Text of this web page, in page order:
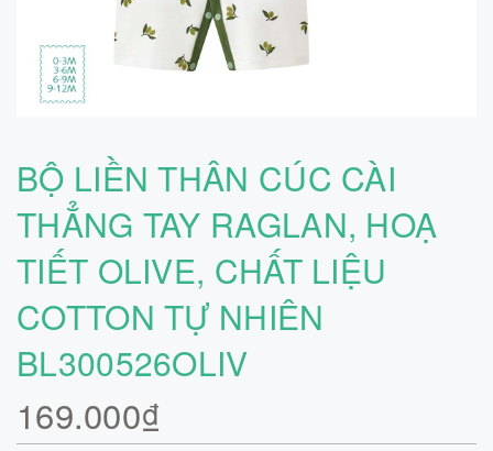
BỘ LIỀN THÂN CÚC CÀI
THẲNG TAY RAGLAN, HOẠ
TIẾT OLIVE, CHẤT LIỆU
COTTON TỰ NHIÊN
BL300526OLIV
169.000₫